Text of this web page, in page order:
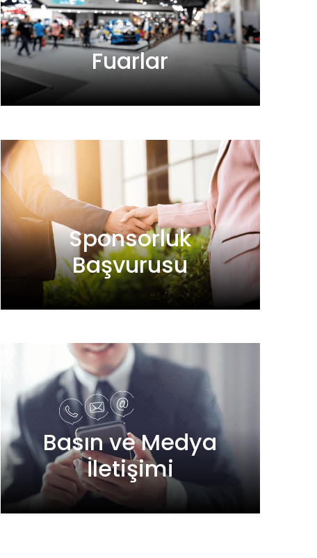
Fuarlar
Sponsorluk
Başvurusu
Basın ve Medya
İletişimi